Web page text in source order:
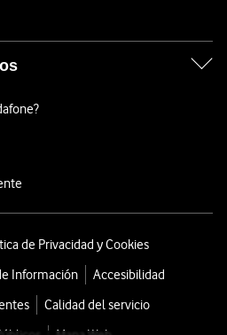
de Privacidad y Cookies
Información
Accesibilidad
Calidad del servicio